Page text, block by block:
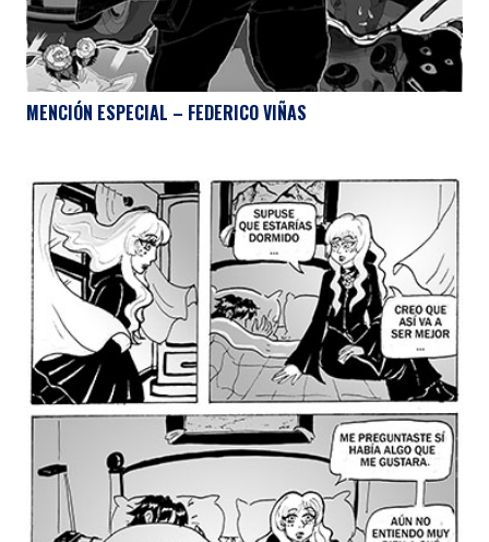
MENCIÓN ESPECIAL – FEDERICO VIÑAS